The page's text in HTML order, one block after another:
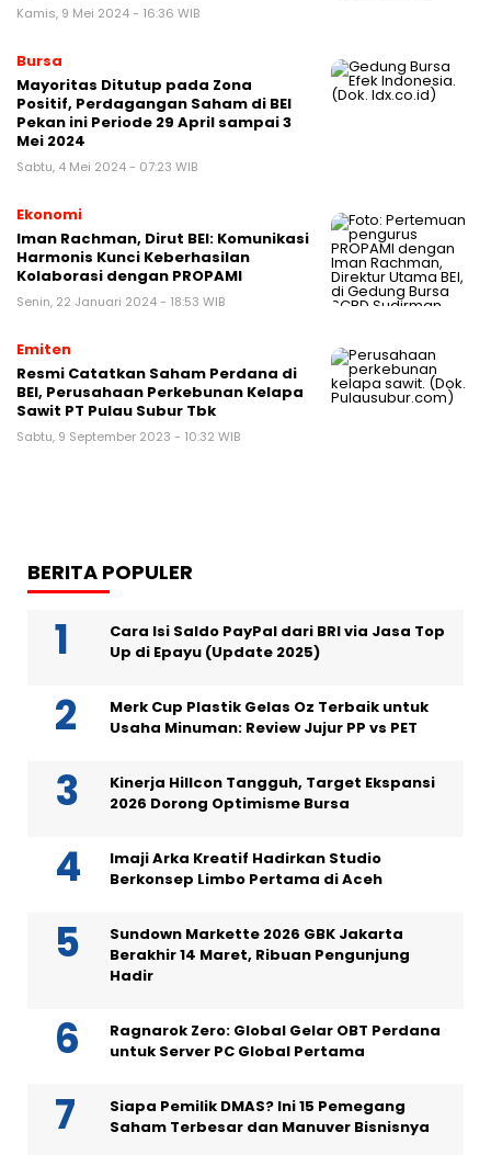
Kamis, 9 Mei 2024 - 16:36 WIB
Bursa
Mayoritas Ditutup pada Zona
Positif, Perdagangan Saham di BEI
Pekan ini Periode 29 April sampai 3
Mei 2024
Sabtu, 4 Mei 2024 - 07:23 WIB
Ekonomi
Iman Rachman, Dirut BEI: Komunikasi
Harmonis Kunci Keberhasilan
Kolaborasi dengan PROPAMI
Senin, 22 Januari 2024 - 18:53 WIB
Emiten
Resmi Catatkan Saham Perdana di
BEI, Perusahaan Perkebunan Kelapa
Sawit PT Pulau Subur Tbk
Sabtu, 9 September 2023 - 10:32 WIB
BERITA POPULER
Cara Isi Saldo PayPal dari BRI via Jasa Top
Up di Epayu (Update 2025)
Merk Cup Plastik Gelas Oz Terbaik untuk
Usaha Minuman: Review Jujur PP vs PET
Kinerja Hillcon Tangguh, Target Ekspansi
2026 Dorong Optimisme Bursa
Imaji Arka Kreatif Hadirkan Studio
Berkonsep Limbo Pertama di Aceh
Sundown Markette 2026 GBK Jakarta
Berakhir 14 Maret, Ribuan Pengunjung
Hadir
Ragnarok Zero: Global Gelar OBT Perdana
untuk Server PC Global Pertama
Siapa Pemilik DMAS? Ini 15 Pemegang
Saham Terbesar dan Manuver Bisnisnya